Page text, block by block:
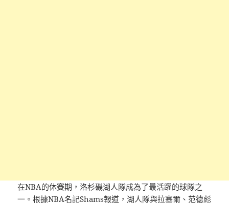
在NBA的休賽期，洛杉磯湖人隊成為了最活躍的球隊之
一。根據NBA名記Shams報道，湖人隊與拉塞爾、范德彪